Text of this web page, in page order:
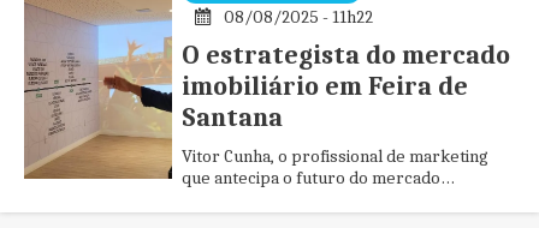
08/08/2025 - 11h22
O estrategista do mercado
imobiliário em Feira de
Santana
Vitor Cunha, o profissional de marketing
que antecipa o futuro do mercado